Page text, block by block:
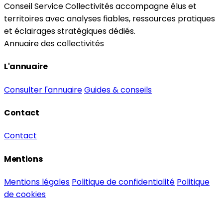
Conseil Service Collectivités accompagne élus et
territoires avec analyses fiables, ressources pratiques
et éclairages stratégiques dédiés.
Annuaire des collectivités
L'annuaire
Consulter l'annuaireGuides & conseils
Contact
Contact
Mentions
Mentions légales Politique de confidentialité Politique
de cookies